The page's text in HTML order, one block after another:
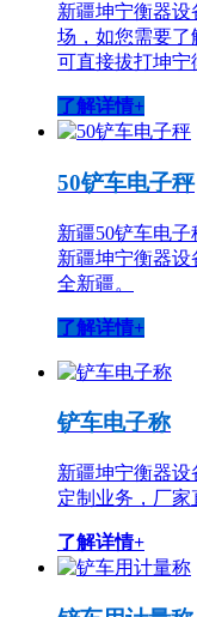
新疆坤宁衡器
场，如您需要了
可直接拔打坤宁
了解详情+
50铲车电子秤
新疆50铲车电
新疆坤宁衡器
全新疆。
了解详情+
铲车电子称
新疆坤宁衡器
定制业务，厂家
了解详情+